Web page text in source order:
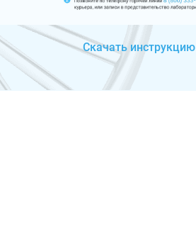
Скачать инструкцию